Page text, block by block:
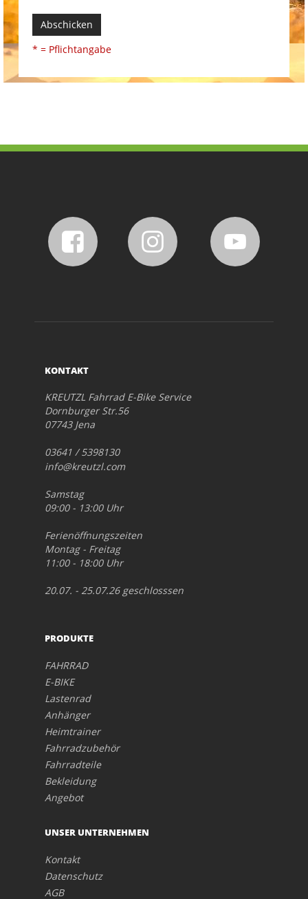
Abschicken
* = Pflichtangabe
KONTAKT
KREUTZL Fahrrad E-Bike Service
Dornburger Str.56
07743 Jena
03641 / 5398130
info@kreutzl.com
Samstag
09:00 - 13:00 Uhr
Ferienöffnungszeiten
Montag - Freitag
11:00 - 18:00 Uhr
20.07. - 25.07.26 geschlosssen
PRODUKTE
FAHRRAD
E-BIKE
Lastenrad
Anhänger
Heimtrainer
Fahrradzubehör
Fahrradteile
Bekleidung
Angebot
UNSER UNTERNEHMEN
Kontakt
Datenschutz
AGB